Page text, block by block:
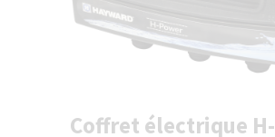
Coffret électrique H-